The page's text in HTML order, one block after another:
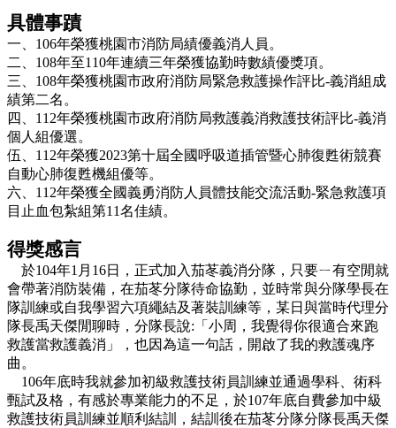
具體事蹟
一、106年榮獲桃園市消防局績優義消人員。
二、108年至110年連續三年榮獲協勤時數績優獎項。
三、108年榮獲桃園市政府消防局緊急救護操作評比-義消組成
績第二名。
四、112年榮獲桃園市政府消防局救護義消救護技術評比-義消
個人組優選。
伍、112年榮獲2023第十屆全國呼吸道插管暨心肺復甦術競賽
自動心肺復甦機組優等。
六、112年榮獲全國義勇消防人員體技能交流活動-緊急救護項
目止血包紮組第11名佳績。
得獎感言
於104年1月16日，正式加入茄苳義消分隊，只要ㄧ有空閒就
會帶著消防裝備，在茄苳分隊待命協勤，並時常與分隊學長在
隊訓練或自我學習六項繩結及著裝訓練等，某日與當時代理分
隊長禹天傑閒聊時，分隊長說:「小周，我覺得你很適合來跑
救護當救護義消」，也因為這一句話，開啟了我的救護魂序
曲。
106年底時我就參加初級救護技術員訓練並通過學科、術科
甄試及格，有感於專業能力的不足，於107年底自費參加中級
救護技術員訓練並順利結訓，結訓後在茄苳分隊分隊長禹天傑